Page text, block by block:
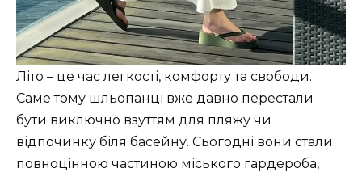
Літо – це час легкості, комфорту та свободи.
Саме тому шльопанці вже давно перестали
бути виключно взуттям для пляжу чи
відпочинку біля басейну. Сьогодні вони стали
повноцінною частиною міського гардероба,